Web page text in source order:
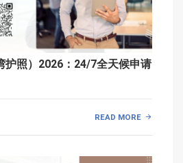
护照）2026：24/7全天候申请
READ MORE